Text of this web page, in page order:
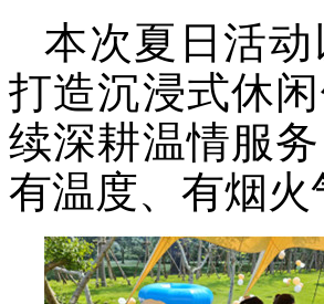
本次夏日活
打造沉浸式休
续深耕温情服
有温度、有烟